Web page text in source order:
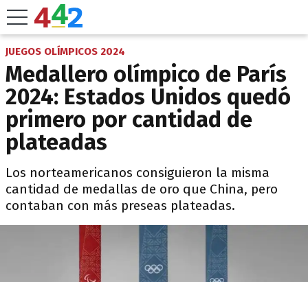
JUEGOS OLÍMPICOS 2024
Medallero olímpico de París
2024: Estados Unidos quedó
primero por cantidad de
plateadas
Los norteamericanos consiguieron la misma
cantidad de medallas de oro que China, pero
contaban con más preseas plateadas.